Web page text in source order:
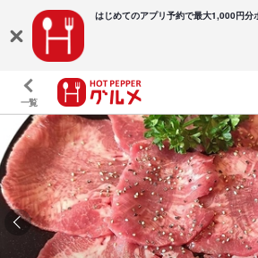
はじめてのアプリ予約で最大1,000円分
一覧